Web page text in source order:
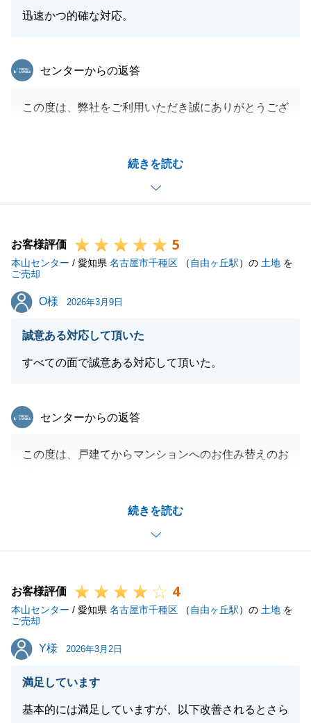
迅速かつ的確な対応。
続きを読む
東急リバブル
センターからの返答
この度は、弊社をご利用いただき誠にありがとうござ
S様におかれましては、ご相談をいただいてからご契
約、お引き渡しまで約3カ月程度で完結することがで
揃えていただく書類等ご負担をおかけする場面もあっ
たかと思いますが、都度ご協力を賜りまして誠にあり
がとうございます。
今後とも何かご不明点ございましたら、お気軽にご相
引き続きよろしくお願いします。
お客様評価 5
本山センター / 愛知県 名古屋市千種区 （ 自由ヶ丘駅）の 土地 を
ご売却
O様
O様 2026年3月9日
誠意ある対応して頂いた
すべての面で誠意ある対応して頂いた。
続きを読む
東急リバブル
センターからの返答
この度は、戸建てからマンションへのお住み替えのお
って新しい生活に踏み出され、ご満足いただけている
とお話をいただき私も大変うれしく思っております。
お住み替えはスケジュール調整が難しい部分でありま
ズにお話が進められてよかったです。
書類が大変多かった点は申し訳ございません。
また、今後なにかお困りごとなどがございましたらい
つでもご相談ください。
お客様評価 4
本山センター / 愛知県 名古屋市千種区 （ 自由ヶ丘駅）の 土地 を
ご売却
Y様
Y様 2026年3月2日
満足しています
基本的には満足していますが、以下改善されるとさら